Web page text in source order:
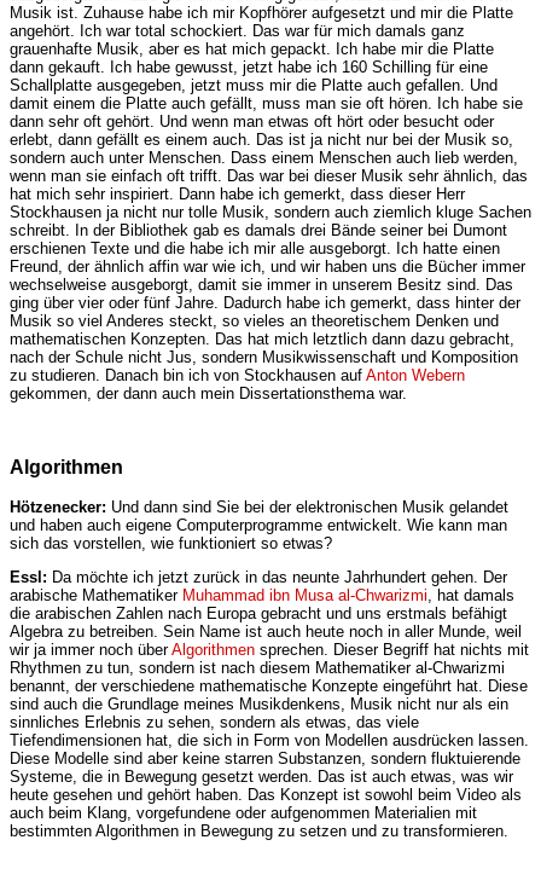
Musik ist. Zuhause habe ich mir Kopfhörer aufgesetzt und mir die Platte
angehört. Ich war total schockiert. Das war für mich damals ganz
grauenhafte Musik, aber es hat mich gepackt. Ich habe mir die Platte
dann gekauft. Ich habe gewusst, jetzt habe ich 160 Schilling für eine
Schallplatte ausgegeben, jetzt muss mir die Platte auch gefallen. Und
damit einem die Platte auch gefällt, muss man sie oft hören. Ich habe sie
dann sehr oft gehört. Und wenn man etwas oft hört oder besucht oder
erlebt, dann gefällt es einem auch. Das ist ja nicht nur bei der Musik so,
sondern auch unter Menschen. Dass einem Menschen auch lieb werden,
wenn man sie einfach oft trifft. Das war bei dieser Musik sehr ähnlich, das
hat mich sehr inspiriert. Dann habe ich gemerkt, dass dieser Herr
Stockhausen ja nicht nur tolle Musik, sondern auch ziemlich kluge Sachen
schreibt. In der Bibliothek gab es damals drei Bände seiner bei Dumont
erschienen Texte und die habe ich mir alle ausgeborgt. Ich hatte einen
Freund, der ähnlich affin war wie ich, und wir haben uns die Bücher immer
wechselweise ausgeborgt, damit sie immer in unserem Besitz sind. Das
ging über vier oder fünf Jahre. Dadurch habe ich gemerkt, dass hinter der
Musik so viel Anderes steckt, so vieles an theoretischem Denken und
mathematischen Konzepten. Das hat mich letztlich dann dazu gebracht,
nach der Schule nicht Jus, sondern Musikwissenschaft und Komposition
zu studieren. Danach bin ich von Stockhausen auf Anton Webern
gekommen, der dann auch mein Dissertationsthema war.
Algorithmen
Hötzenecker: Und dann sind Sie bei der elektronischen Musik gelandet
und haben auch eigene Computerprogramme entwickelt. Wie kann man
sich das vorstellen, wie funktioniert so etwas?
Essl: Da möchte ich jetzt zurück in das neunte Jahrhundert gehen. Der
arabische Mathematiker Muhammad ibn Musa al-Chwarizmi , hat damals
die arabischen Zahlen nach Europa gebracht und uns erstmals befähigt
Algebra zu betreiben. Sein Name ist auch heute noch in aller Munde, weil
wir ja immer noch überAlgorithmen sprechen. Dieser Begriff hat nichts mit
Rhythmen zu tun, sondern ist nach diesem Mathematiker al-Chwarizmi
benannt, der verschiedene mathematische Konzepte eingeführt hat. Diese
sind auch die Grundlage meines Musikdenkens, Musik nicht nur als ein
sinnliches Erlebnis zu sehen, sondern als etwas, das viele
Tiefendimensionen hat, die sich in Form von Modellen ausdrücken lassen.
Diese Modelle sind aber keine starren Substanzen, sondern fluktuierende
Systeme, die in Bewegung gesetzt werden. Das ist auch etwas, was wir
heute gesehen und gehört haben. Das Konzept ist sowohl beim Video als
auch beim Klang, vorgefundene oder aufgenommen Materialien mit
bestimmten Algorithmen in Bewegung zu setzen und zu transformieren.